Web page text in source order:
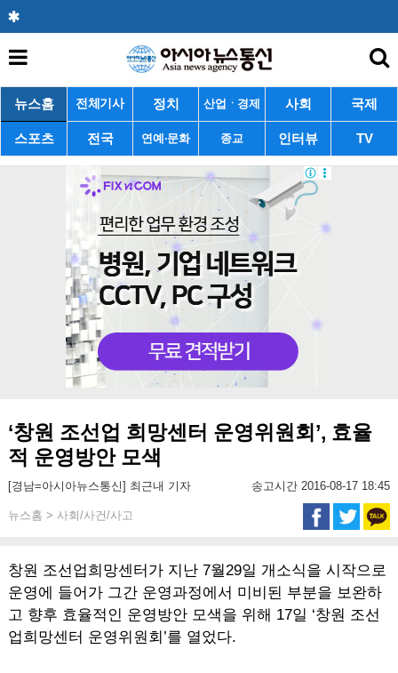
뉴스홈 전체기사 정치 산업ㆍ경제 사회 국제
스포츠 전국 연예·문화 종교 인터뷰 TV
‘창원 조선업 희망센터 운영위원회’, 효율
적 운영방안 모색
[경남=아시아뉴스통신] 최근내 기자 송고시간 2016-08-17 18:45
뉴스홈 > 사회/사건/사고
창원 조선업희망센터가 지난 7월29일 개소식을 시작으로
운영에 들어가 그간 운영과정에서 미비된 부분을 보완하
고 향후 효율적인 운영방안 모색을 위해 17일 ‘창원 조선
업희망센터 운영위원회’를 열었다.